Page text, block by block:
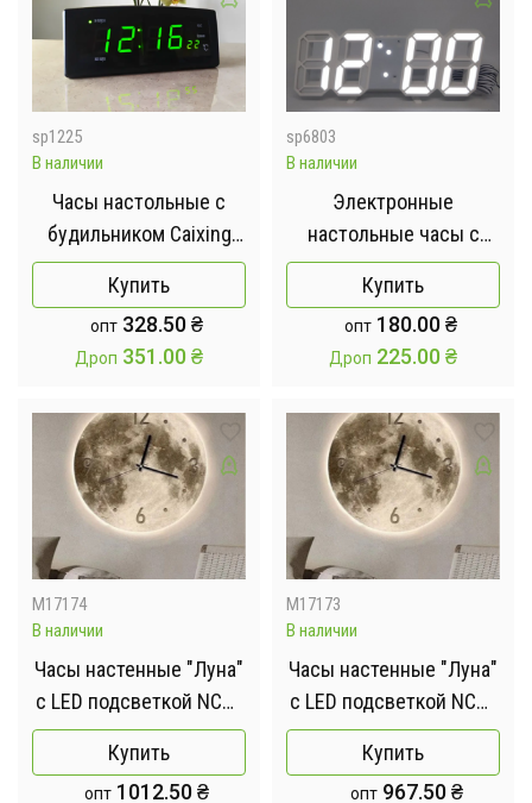
sp1225
В наличии
Часы настольные с
будильником Caixing
CX-818 с зеленой
подсветкой
Купить
опт 328.50₴
Дроп 351.00₴
sp6803
В наличии
Электронные
настольные часы с
будильником и
термометром LY 1089
Белый
Купить
опт 180.00₴
Дроп 225.00₴
M17174
В наличии
Часы настенные "Луна"
с LED подсветкой NCH-
50-50
АРАБСКИЕ+ТОЧКИ
Купить
опт 1012.50₴
M17173
В наличии
Часы настенные "Луна"
с LED подсветкой NCH-
40-40
АРАБСКИЕ+ТОЧКИ
Купить
опт 967.50₴